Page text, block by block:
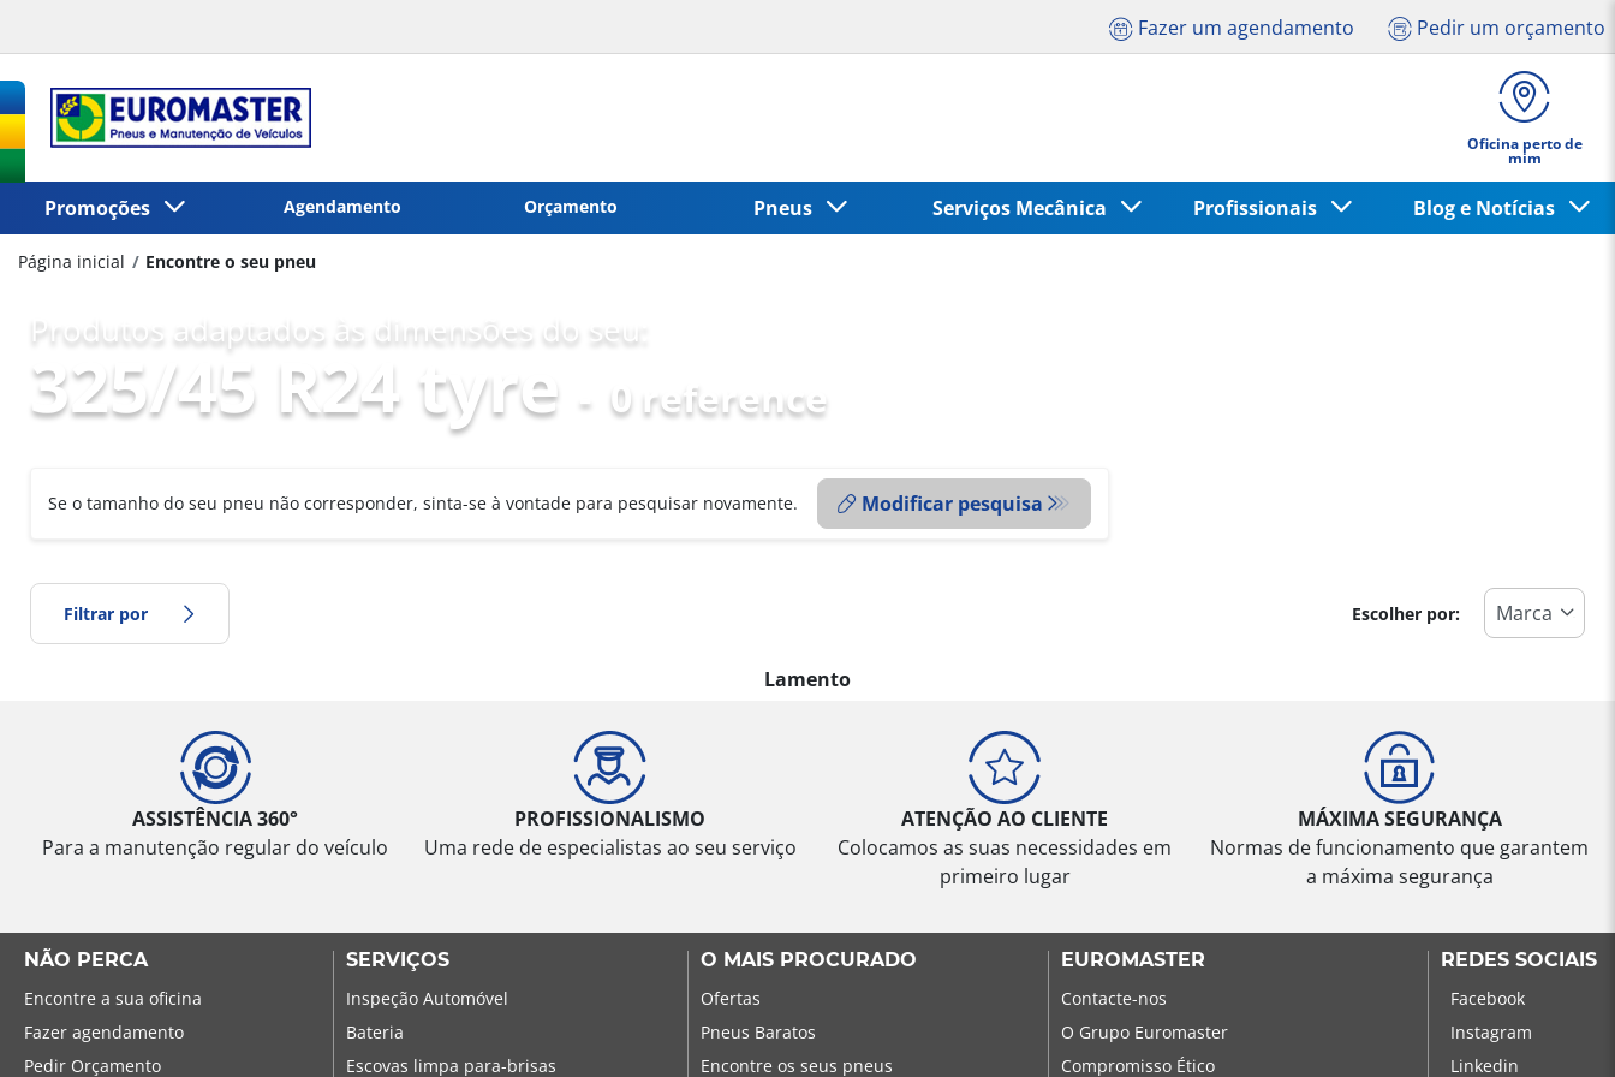
Fazer um agendamento Pedir um orçamento
Oficina perto de
mim
Promoções Agendamento Orçamento Pneus Serviços Mecânica Profissionais Blog e Notícias
Página inicial Encontre o seu pneu
Produtos adaptados às dimensões do seu:
325/45 R24 tyre - 0 reference
Se o tamanho do seu pneu não corresponder, sinta-se à vontade para pesquisar novamente. Modificar pesquisa
Filtrar por
Todos os tipos (0)
Inverno (0)
Verão (0)
Tipo de veículo
Todos os tipos (0)
Ligeiro (0)
Escolher por:
Lamento
ASSISTÊNCIA 360°
Para a manutenção regular do veículo
PROFISSIONALISMO
Uma rede de especialistas ao seu serviço
ATENÇÃO AO CLIENTE
Colocamos as suas necessidades em
primeiro lugar
MÁXIMA SEGURANÇA
Normas de funcionamento que garantem
a máxima segurança
NÃO PERCA
Encontre a sua oficina
Fazer agendamento
Pedir Orçamento
SERVIÇOS
Inspeção Automóvel
Bateria
Escovas limpa para-brisas
O MAIS PROCURADO
Ofertas
Pneus Baratos
Encontre os seus pneus
EUROMASTER
Contacte-nos
O Grupo Euromaster
Compromisso Ético
REDES SOCIAIS
Facebook
Instagram
Linkedin